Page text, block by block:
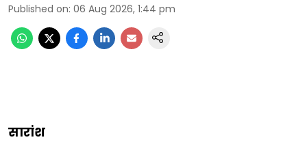
Published on: 06 Aug 2026, 1:44 pm
सारांश